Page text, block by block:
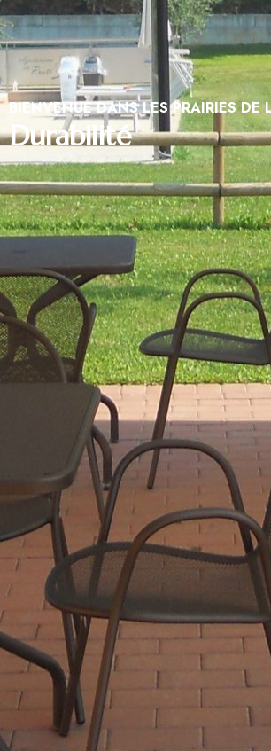
BIENVENUE DANS LES PRAIRIES DE
Durabilité